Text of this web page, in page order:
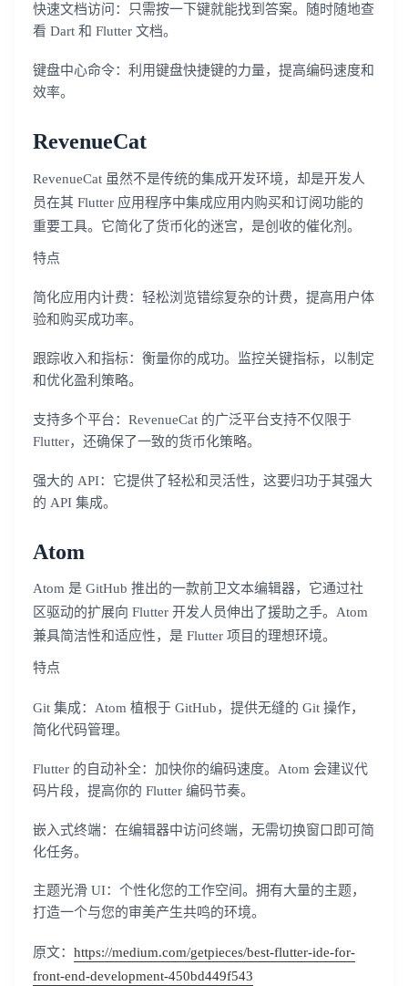
快速文档访问：只需按一下键就能找到答案。随时随地查
看 Dart 和 Flutter 文档。
键盘中心命令：利用键盘快捷键的力量，提高编码速度和
效率。
RevenueCat
RevenueCat 虽然不是传统的集成开发环境，却是开发人
员在其 Flutter 应用程序中集成应用内购买和订阅功能的
重要工具。它简化了货币化的迷宫，是创收的催化剂。
特点
简化应用内计费：轻松浏览错综复杂的计费，提高用户体
验和购买成功率。
跟踪收入和指标：衡量你的成功。监控关键指标，以制定
和优化盈利策略。
支持多个平台：RevenueCat 的广泛平台支持不仅限于
Flutter，还确保了一致的货币化策略。
强大的 API：它提供了轻松和灵活性，这要归功于其强大
的 API 集成。
Atom
Atom 是 GitHub 推出的一款前卫文本编辑器，它通过社
区驱动的扩展向 Flutter 开发人员伸出了援助之手。Atom
兼具简洁性和适应性，是 Flutter 项目的理想环境。
特点
Git 集成：Atom 植根于 GitHub，提供无缝的 Git 操作，
简化代码管理。
Flutter 的自动补全：加快你的编码速度。Atom 会建议代
码片段，提高你的 Flutter 编码节奏。
嵌入式终端：在编辑器中访问终端，无需切换窗口即可简
化任务。
主题光滑 UI：个性化您的工作空间。拥有大量的主题，
打造一个与您的审美产生共鸣的环境。
原文： https://medium.com/getpieces/best-flutter-ide-for-
front-end-development-450bd449f543